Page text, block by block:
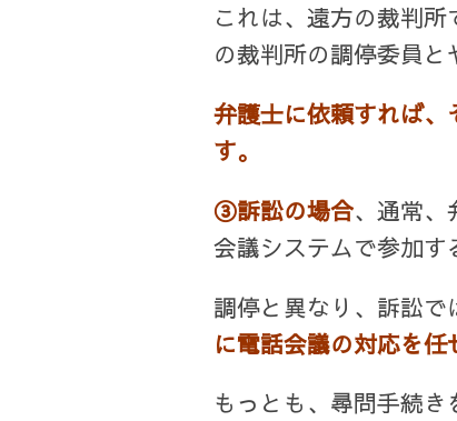
これは、遠方の裁判
の裁判所の調停委員と
弁護士に依頼すれば
す。
③訴訟の場合、通常、
会議システムで参加す
調停と異なり、訴訟で
に電話会議の対応を任
もっとも、尋問手続